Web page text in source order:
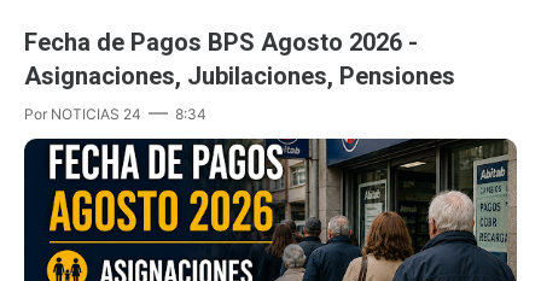
Fecha de Pagos BPS Agosto 2026 -
Asignaciones, Jubilaciones, Pensiones
Por NOTICIAS 24 8:34